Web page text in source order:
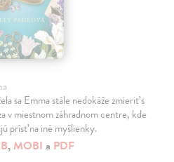
sa Emma stále nedokáže zmieriť s
v miestnom záhradnom centre, kde
prísť na iné myšlienky.
, MOBI a PDF